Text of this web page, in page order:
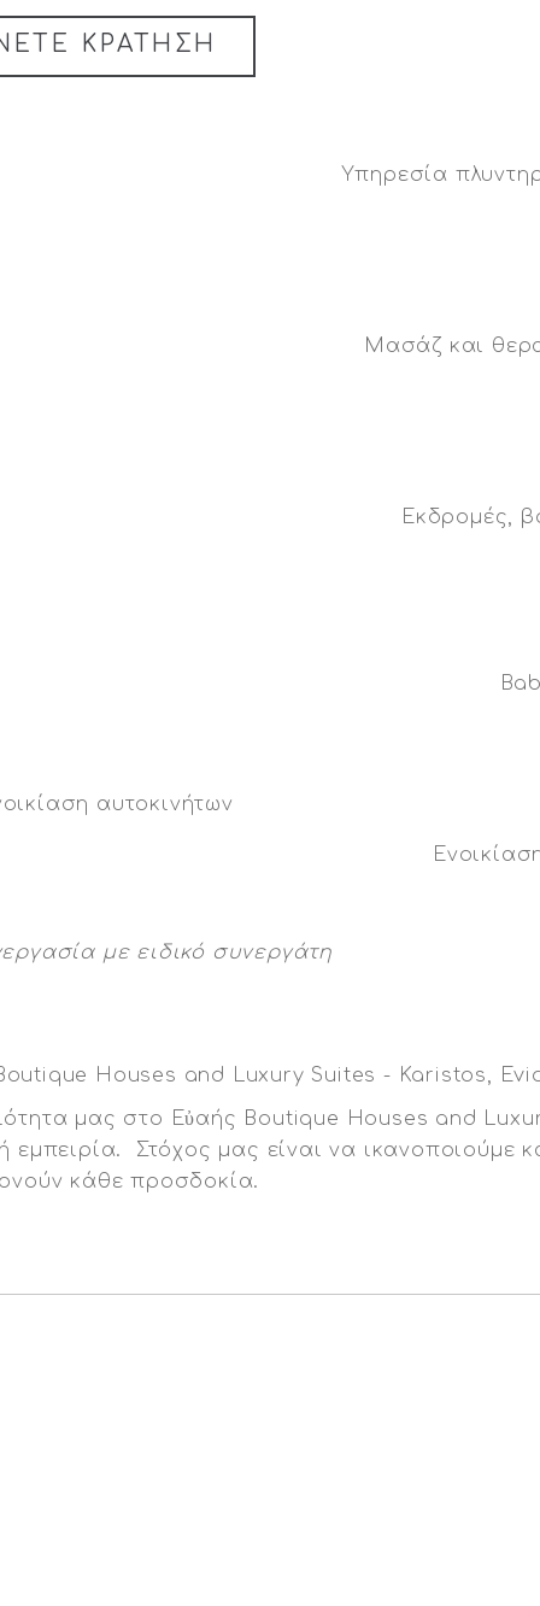
ΚΡΑΤΗΣΗ
Υπηρεσία
Μασάζ και
Εκδρομές,
με ειδικό συνεργάτη
μας στο Εὐαής Boutique Houses and
εμπειρία. Στόχος μας είναι να ικανοποιούμε
κάθε προσδοκία.